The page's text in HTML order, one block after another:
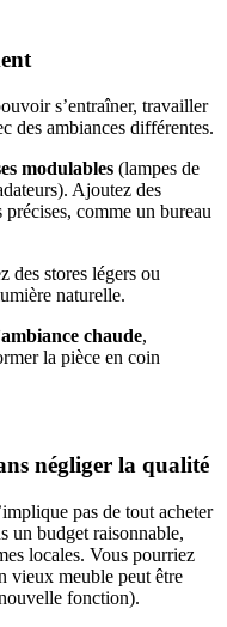
s’entraîner, travailler
des ambiances différentes.
modulables (lampes de
Ajoutez des
précises, comme un bureau
des stores légers ou
naturelle.
chaude,
la pièce en coin
négliger la qualité
pas de tout acheter
un budget raisonnable,
locales. Vous pourriez
vieux meuble peut être
fonction).